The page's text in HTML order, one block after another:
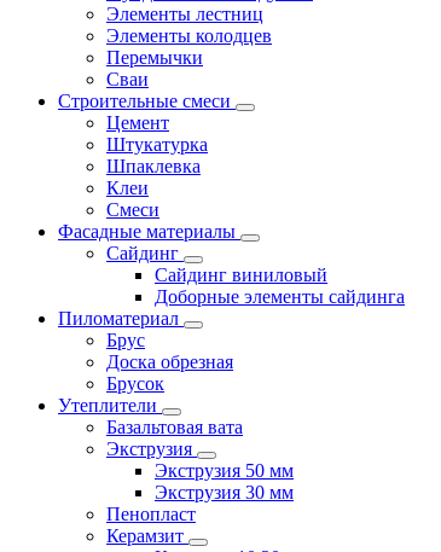
Элементы лестниц
Элементы колодцев
Перемычки
Сваи
Строительные смеси
Цемент
Штукатурка
Шпаклевка
Клеи
Смеси
Фасадные материалы
Сайдинг
Сайдинг виниловый
Доборные элементы сайдинга
Пиломатериал
Брус
Доска обрезная
Брусок
Утеплители
Базальтовая вата
Экструзия
Экструзия 50 мм
Экструзия 30 мм
Пенопласт
Керамзит